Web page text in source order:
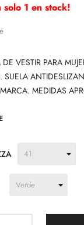
solo 1 en stock!
VESTIR PARA
MEDIDAS